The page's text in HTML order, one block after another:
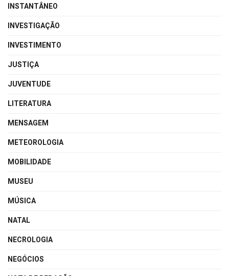
INSTANTÂNEO
INVESTIGAÇÃO
INVESTIMENTO
JUSTIÇA
JUVENTUDE
LITERATURA
MENSAGEM
METEOROLOGIA
MOBILIDADE
MUSEU
MÚSICA
NATAL
NECROLOGIA
NEGÓCIOS